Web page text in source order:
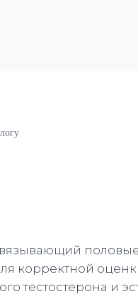
Клиника
корректной
тестостерона и